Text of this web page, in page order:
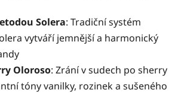
Solera: Tradiční systém
vytváří jemnější a harmonický
Oloroso: Zrání v sudech po sherry
tóny vanilky, rozinek a sušeného